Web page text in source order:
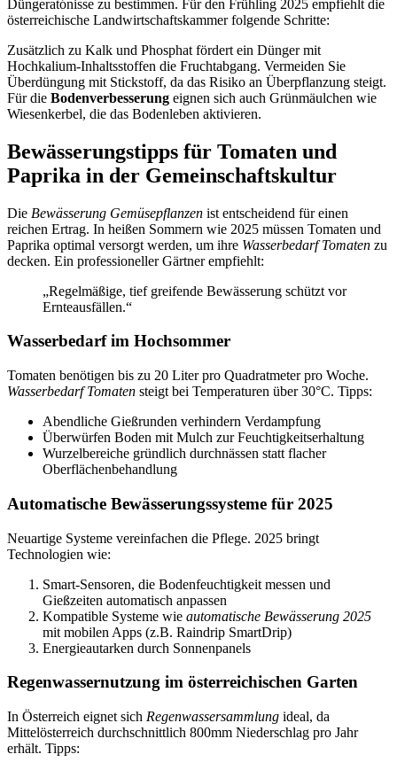
Düngeratónisse zu bestimmen. Für den Frühling 2025 empfiehlt die
österreichische Landwirtschaftskammer folgende Schritte:
Zusätzlich zu Kalk und Phosphat fördert ein Dünger mit
Hochkalium-Inhaltsstoffen die Fruchtabgang. Vermeiden Sie
Überdüngung mit Stickstoff, da das Risiko an Überpflanzung steigt.
Für die Bodenverbesserung eignen sich auch Grünmäulchen wie
Wiesenkerbel, die das Bodenleben aktivieren.
Bewässerungstipps für Tomaten und
Paprika in der Gemeinschaftskultur
Die Bewässerung Gemüsepflanzen ist entscheidend für einen
reichen Ertrag. In heißen Sommern wie 2025 müssen Tomaten und
Paprika optimal versorgt werden, um ihre Wasserbedarf Tomaten zu
decken. Ein professioneller Gärtner empfiehlt:
„Regelmäßige, tief greifende Bewässerung schützt vor
Ernteausfällen.“
Wasserbedarf im Hochsommer
Tomaten benötigen bis zu 20 Liter pro Quadratmeter pro Woche.
Wasserbedarf Tomaten steigt bei Temperaturen über 30°C. Tipps:
Abendliche Gießrunden verhindern Verdampfung
Überwürfen Boden mit Mulch zur Feuchtigkeitserhaltung
Wurzelbereiche gründlich durchnässen statt flacher
Oberflächenbehandlung
Automatische Bewässerungssysteme für 2025
Neuartige Systeme vereinfachen die Pflege. 2025 bringt
Technologien wie:
Smart-Sensoren, die Bodenfeuchtigkeit messen und
Gießzeiten automatisch anpassen
Kompatible Systeme wie automatische Bewässerung 2025
mit mobilen Apps (z.B. Raindrip SmartDrip)
Energieautarken durch Sonnenpanels
Regenwassernutzung im österreichischen Garten
In Österreich eignet sich Regenwassersammlung ideal, da
Mittelösterreich durchschnittlich 800mm Niederschlag pro Jahr
erhält. Tipps: